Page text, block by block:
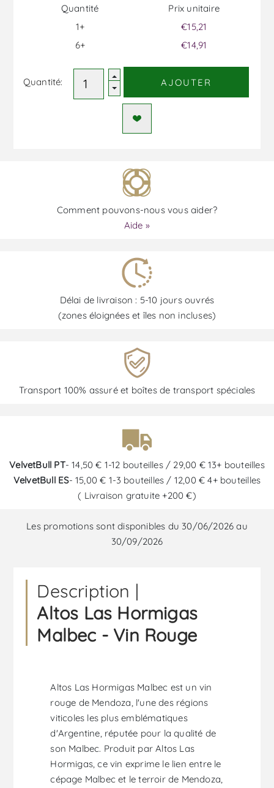
Quantité
1+
6+
Prix ​​unitaire
€15,21
€14,91
Quantité: AJOUTER
Comment pouvons-nous vous aider?
Aide »
Délai de livraison : 5-10 jours ouvrés
(zones éloignées et îles non incluses)
Transport 100% assuré et boîtes de transport spéciales
VelvetBull PT- 14,50 € 1-12 bouteilles / 29,00 € 13+ bouteilles
VelvetBull ES- 15,00 € 1-3 bouteilles / 12,00 € 4+ bouteilles
( Livraison gratuite +200 €)
Les promotions sont disponibles du 30/06/2026 au
30/09/2026
Description |
Altos Las Hormigas
Malbec - Vin Rouge
Altos Las Hormigas Malbec est un vin
rouge de Mendoza, l'une des régions
viticoles les plus emblématiques
d'Argentine, réputée pour la qualité de
son Malbec. Produit par Altos Las
Hormigas, ce vin exprime le lien entre le
cépage Malbec et le terroir de Mendoza,